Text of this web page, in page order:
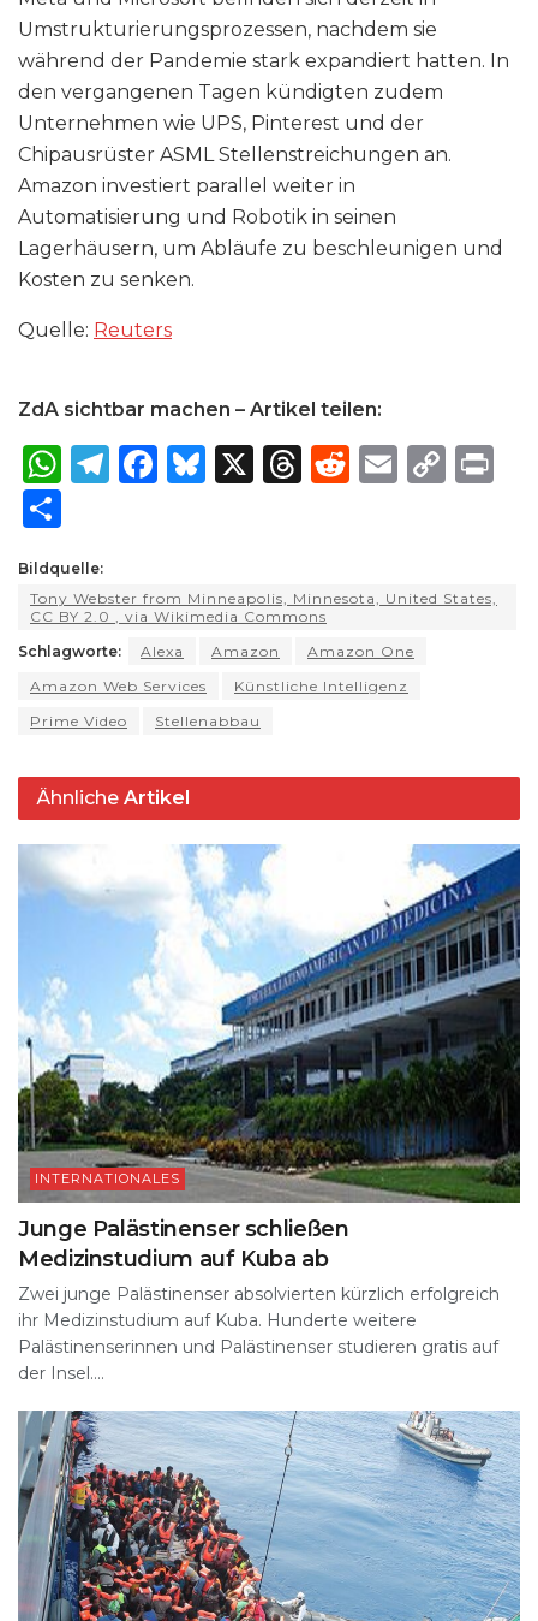
Umstrukturierungsprozessen, nachdem sie
während der Pandemie stark expandiert hatten. In
den vergangenen Tagen kündigten zudem
Unternehmen wie UPS, Pinterest und der
Chipausrüster ASML Stellenstreichungen an.
Amazon investiert parallel weiter in
Automatisierung und Robotik in seinen
Lagerhäusern, um Abläufe zu beschleunigen und
Kosten zu senken.
Quelle: Reuters
ZdA sichtbar machen – Artikel teilen:
W
ts
A
p
p
T
ra
m
F
b
o
o
k
B
k
y
X
T
d
s
R
t
E
C
Li
ar
e
Bildquelle:
Tony Webster from Minneapolis, Minnesota, United States,
CC BY 2.0
, via Wikimedia Commons
Schlagworte:
Alexa Amazon
Amazon One
Amazon Web Services
Künstliche Intelligenz
Prime Video
Stellenabbau
Ähnliche Artikel
INTERNATIONALES
Junge Palästinenser schließen
Medizinstudium auf Kuba ab
Zwei junge Palästinenser absolvierten kürzlich erfolgreich
ihr Medizinstudium auf Kuba. Hunderte weitere
Palästinenserinnen und Palästinenser studieren gratis auf
der Insel....